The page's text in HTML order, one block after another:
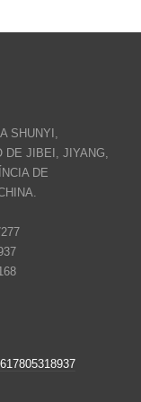
SHUNYI,
DE JIBEI, JIYANG,
DE